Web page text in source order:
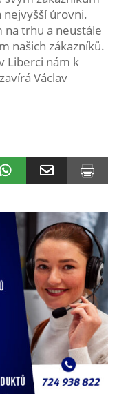
nejvyšší úrovni.
na trhu a neustále
našich zákazníků.
Liberci nám k
Václav